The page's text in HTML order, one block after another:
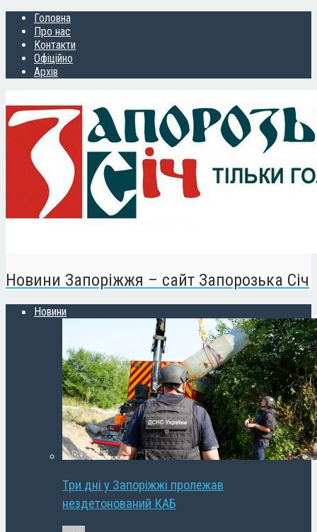
Головна
Про нас
Контакти
Офіційно
Архів
Новини Запоріжжя – сайт Запорозька Січ
Новини
Три дні у Запоріжжі пролежав
нездетонований КАБ